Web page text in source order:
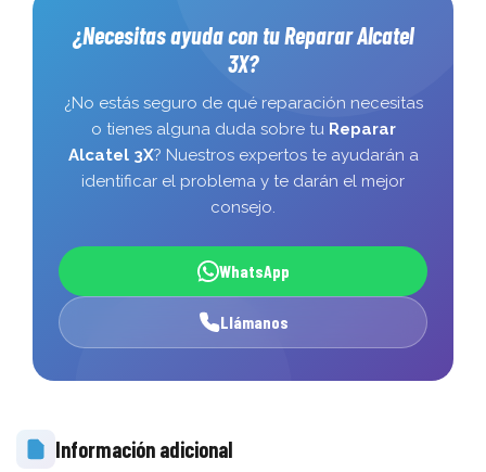
¿Necesitas ayuda con tu Reparar Alcatel
3X?
¿No estás seguro de qué reparación necesitas
o tienes alguna duda sobre tu Reparar
Alcatel 3X? Nuestros expertos te ayudarán a
identificar el problema y te darán el mejor
consejo.
WhatsApp
Llámanos
Información adicional